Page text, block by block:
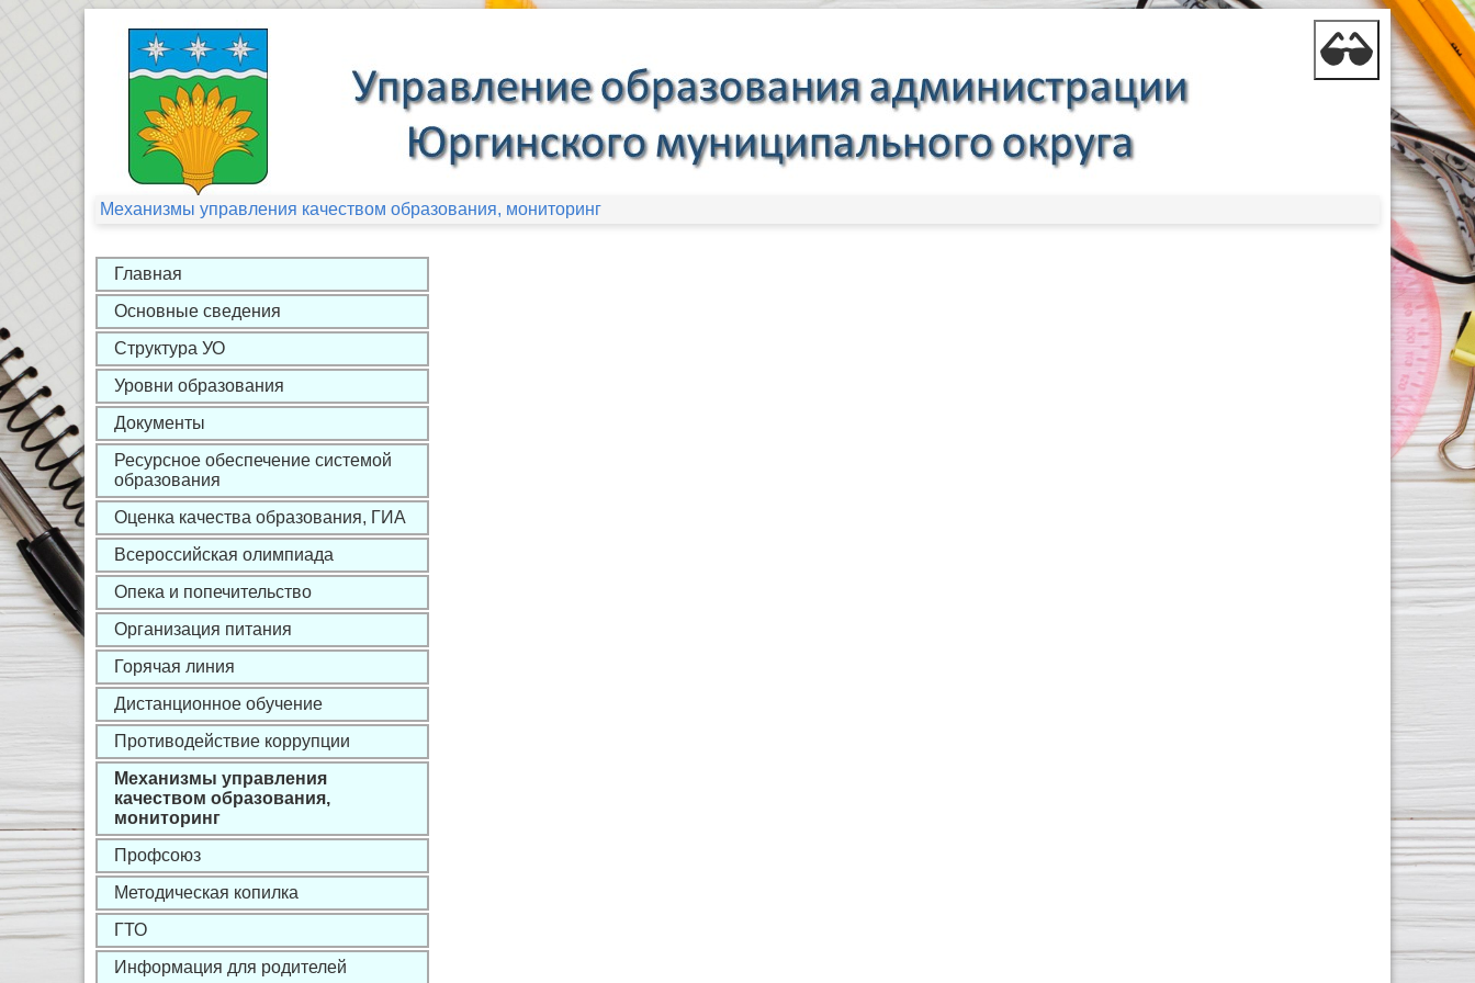
Механизмы управления качеством образования, мониторинг
Главная
Основные сведения
Структура УО
Уровни образования
Документы
Ресурсное обеспечение системой
образования
Оценка качества образования, ГИА
Всероссийская олимпиада
Опека и попечительство
Организация питания
Горячая линия
Дистанционное обучение
Противодействие коррупции
Механизмы управления
качеством образования,
мониторинг
Профсоюз
Методическая копилка
ГТО
Информация для родителей